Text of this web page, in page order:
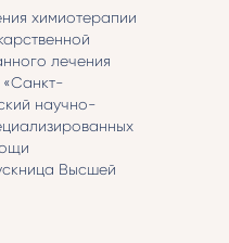
химиотерапии
лечения
«Санкт-
научно-
Высшей